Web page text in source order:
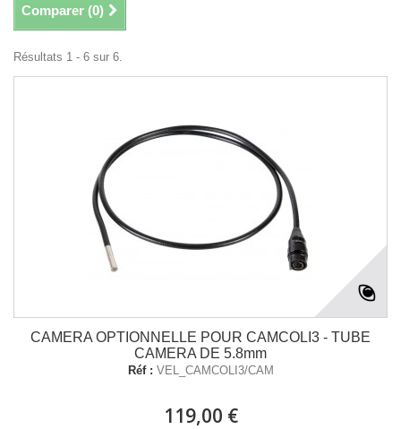
Comparer (0)
Résultats 1 - 6 sur 6.
CAMERA OPTIONNELLE POUR CAMCOLI3 - TUBE
CAMERA DE 5.8mm
Réf : VEL_CAMCOLI3/CAM
119,00 €